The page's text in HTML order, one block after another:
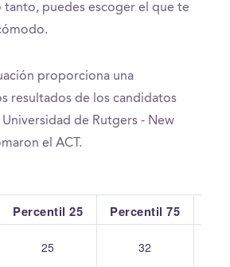
tanto, puedes escoger el que te
proporciona una
resultados de los candidatos
de Rutgers - New
el ACT.
Percentil 25 Percentil 75
25 32